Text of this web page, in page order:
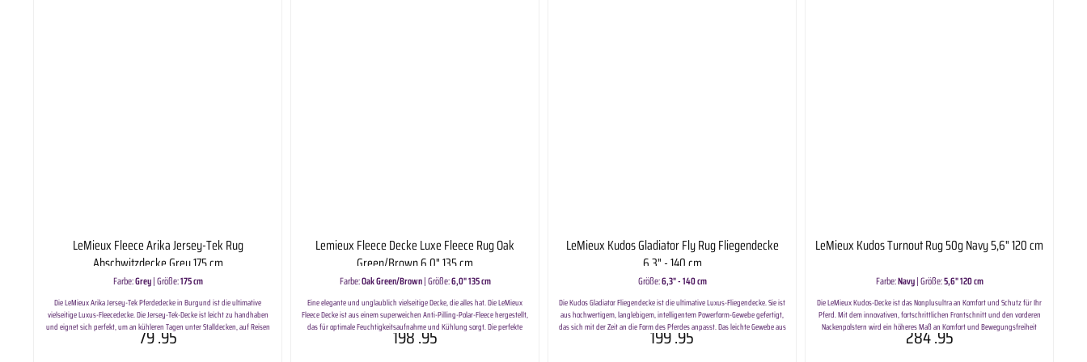
LeMieux Fleece Arika Jersey-Tek Rug
Abschwitzdecke Grey 175 cm
Farbe:Grey|Größe:175 cm
Die LeMieux Arika Jersey-Tek Pferdedecke in Burgund ist die ultimative
vielseitige Luxus-Fleecedecke. Die Jersey-Tek-Decke ist leicht zu handhaben
und eignet sich perfekt, um an kühleren Tagen unter Stalldecken, auf Reisen
oder auf Turnieren für zusätzliche Wärme zu sorgen. Das glatte Außenmaterial
79.95
Lemieux Fleece Decke Luxe Fleece Rug Oak
Green/Brown 6,0" 135 cm
Farbe:Oak Green/Brown|Größe:6,0" 135 cm
Eine elegante und unglaublich vielseitige Decke, die alles hat. Die LeMieux
Fleece Decke ist aus einem superweichen Anti-Pilling-Polar-Fleece hergestellt,
das für optimale Feuchtigkeitsaufnahme und Kühlung sorgt. Die perfekte
Decke zum Überwerfen bei einer Ausstellung. Die Decke wird durch zwei
198.95
LeMieux Kudos Gladiator Fly Rug Fliegendecke
6,3" - 140 cm
Größe:6,3" - 140 cm
Die Kudos Gladiator Fliegendecke ist die ultimative Luxus-Fliegendecke. Sie ist
aus hochwertigem, langlebigem, intelligentem Powerform-Gewebe gefertigt,
das sich mit der Zeit an die Form des Pferdes anpasst. Das leichte Gewebe aus
strapazierfähigem Nylon und monofilem Polyester macht diese Fliegendecke
199.95
LeMieux Kudos Turnout Rug 50g Navy 5,6" 120 cm
Farbe:Navy|Größe:5,6" 120 cm
Die LeMieux Kudos-Decke ist das Nonplusultra an Komfort und Schutz für Ihr
Pferd. Mit dem innovativen, fortschrittlichen Frontschnitt und den vorderen
Nackenpolstern wird ein höheres Maß an Komfort und Bewegungsfreiheit
erreicht, insbesondere beim Weiden auf niedriger Höhe. Die Decke ist mit
284.95